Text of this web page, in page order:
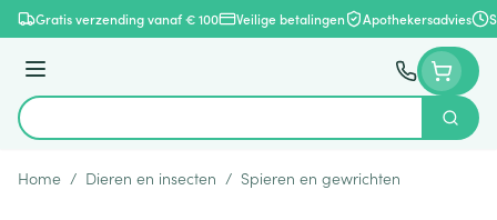
Ga naar de inhoud
Gratis verzending vanaf € 100 Veilige betalingen Apothekersadvies
Menu
Product, merk, categorie...
Zoek
Home / Dieren en insecten / Spieren en gewrichten